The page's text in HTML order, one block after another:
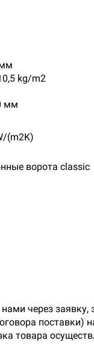
kg/m2
мм
(m2K)
ворота classic
через заявку,
поставки)
товара